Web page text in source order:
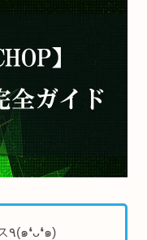
でアナウンス٩(๑❛ᴗ❛๑)